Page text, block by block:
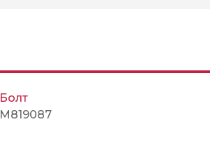
Болт
M819087